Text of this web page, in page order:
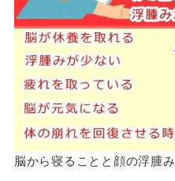
脳から寝ることと顔の浮腫み